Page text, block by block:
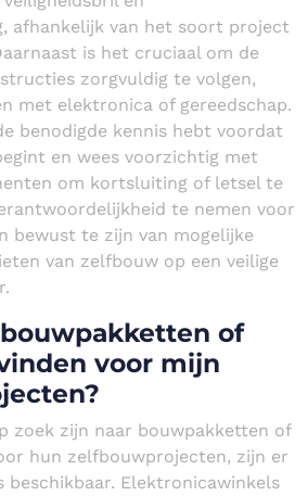
afhankelijk van het soort project
is het cruciaal om de
zorgvuldig te volgen,
met elektronica of gereedschap.
benodigde kennis hebt voordat
en wees voorzichtig met
om kortsluiting of letsel te
te nemen voor
bewust te zijn van mogelijke
van zelfbouw op een veilige
of
voor mijn
zoek zijn naar bouwpakketten of
hun zelfbouwprojecten, zijn er
beschikbaar. Elektronicawinkels